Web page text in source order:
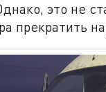
это не
прекратить